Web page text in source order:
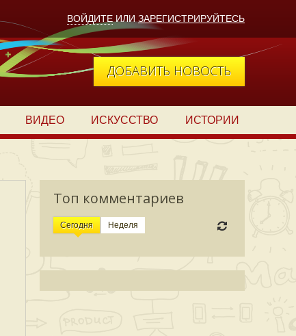
ВОЙДИТЕ ИЛИ ЗАРЕГИСТРИРУЙТЕСЬ
ДОБАВИТЬ НОВОСТЬ
ВИДЕО ИСКУССТВО ИСТОРИИ
Топ комментариев
Сегодня Неделя